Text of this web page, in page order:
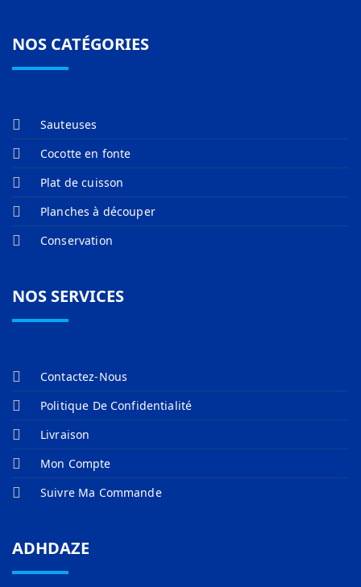
NOS CATÉGORIES
Sauteuses
Cocotte en fonte
Plat de cuisson
Planches à découper
Conservation
NOS SERVICES
Contactez-Nous
Politique De Confidentialité
Livraison
Mon Compte
Suivre Ma Commande
ADHDAZE